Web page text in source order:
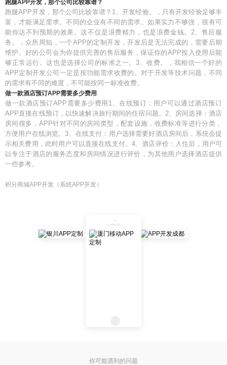
跑腿APP开发，那个公司比较靠谱？
跑腿APP开发，那个公司比较靠谱？1、开发经验。，只有开发经验足够丰
富，才能满足需求。不同的企业有不同的需求。如果实力不够强，很有可
能你达不到预期的效果。这不仅是浪费精力，也是浪费金钱。2、售后服
务。，众所周知，一个APP的定制开发，开发后是无法完成的，需要后期
维护。好的公司会为你提供完善的售后服务，保证你的APP投入使用后能
够正常运行。这也是选择公司的标准之一。3、收费。，我相信一个好的
APP定制开发公司一定是按功能需求收费的。对于开发等技术问题，不同
的需求有不同的难度，不可能按同一标准收费。
做一款酒店预订APP需要多少费用
做一款酒店预订APP需要多少费用1、在线预订：用户可以通过酒店预订
APP直接在线预订，以快速解决旅行期间的住宿问题。2、房间选择：酒店
房间很多，APP针对不同的房间类型，配套设施，收费标准等进行分类，
方便用户在线浏览。3、在线支付：用户选择需要好酒店房间后，系统会提
示相关费用，此时用户可以直接在线支付。4、酒店评价：入住后，用户可
以专注于酒店的服务态度和房间情况进行评价，为其他用户选择酒店提供
一些参考。
积分商城APP开发（系统APP开发）
你可能遇到的问题